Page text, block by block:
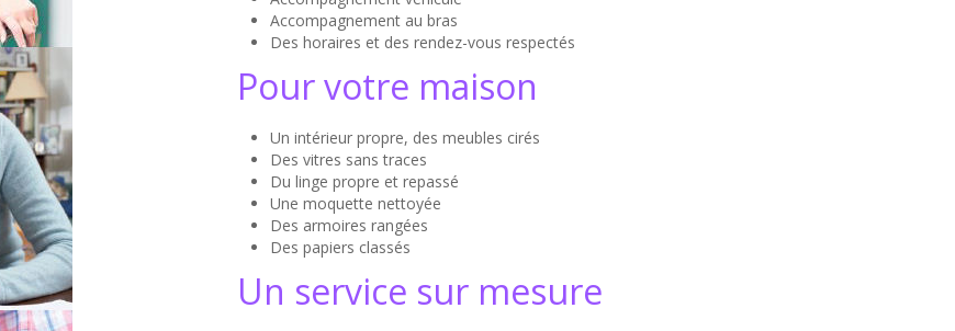
Accompagnement au bras
Des horaires et des rendez-vous respectés
Pour votre maison
Un intérieur propre, des meubles cirés
Des vitres sans traces
Du linge propre et repassé
Une moquette nettoyée
Des armoires rangées
Des papiers classés
Un service sur mesure